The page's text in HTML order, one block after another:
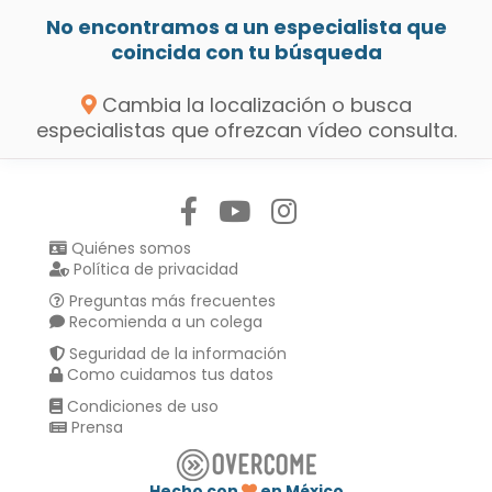
No encontramos a un especialista que
coincida con tu búsqueda
Cambia la localización o busca
especialistas que ofrezcan vídeo consulta.
Quiénes somos
Política de privacidad
Preguntas más frecuentes
Recomienda a un colega
Seguridad de la información
Como cuidamos tus datos
Condiciones de uso
Prensa